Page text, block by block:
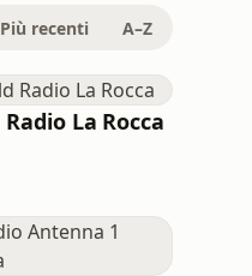
Più recenti A–Z
Radio La Rocca